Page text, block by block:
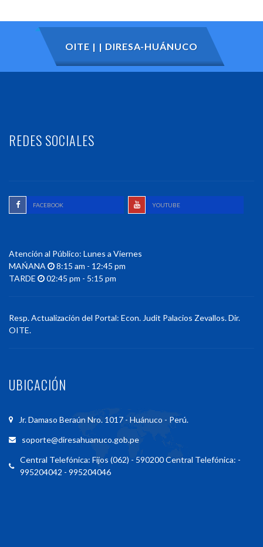
OITE | | DIRESA-HUÁNUCO
REDES SOCIALES
FACEBOOK YOUTUBE
Atención al Público: Lunes a Viernes
MAŃANA
8:15 am - 12:45 pm
TARDE
02:45 pm - 5:15 pm
Resp. Actualización del Portal: Econ. Judit Palacios Zevallos. Dir.
OITE.
UBICACIÓN
Jr. Damaso Beraún Nro. 1017 - Huánuco - Perú.
soporte@diresahuanuco.gob.pe
Central Telefónica: Fijos (062) - 590200 Central Telefónica: -
995204042 - 995204046